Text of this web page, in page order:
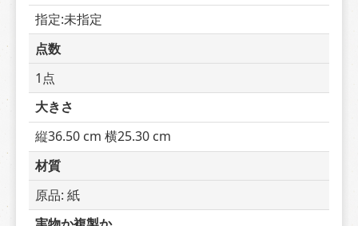
指定:未指定
点数
1点
大きさ
縦36.50 cm 横25.30 cm
材質
原品: 紙